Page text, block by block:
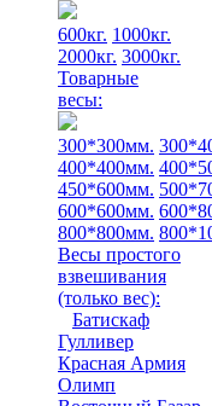
600кг. 1000кг.
2000кг. 3000кг.
Товарные
весы:
300*300мм.
400*400мм.
450*600мм.
600*600мм.
800*800мм.
Весы простого
взвешивания
(только вес):
Батискаф
Гулливер
Красная Армия
Олимп